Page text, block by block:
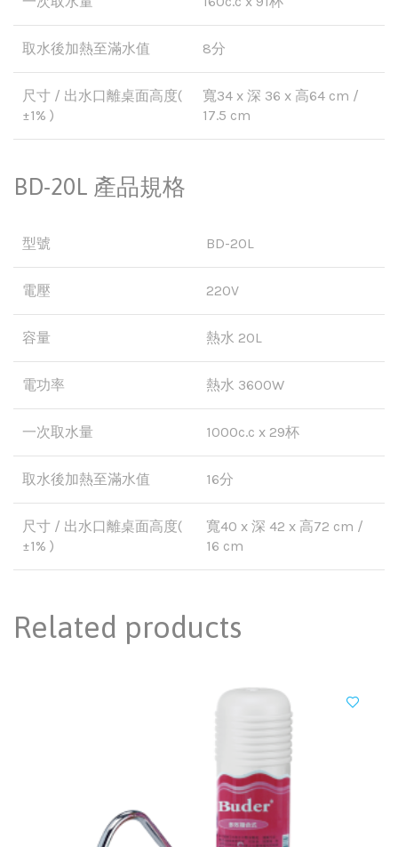
取水後加熱至滿水值 8分
尺寸 / 出水口離桌面高度(
±1% )
寬34 x 深 36 x 高64 cm /
17.5 cm
BD-20L 產品規格
型號 BD-20L
電壓 220V
容量 熱水 20L
電功率 熱水 3600W
一次取水量 1000c.c x 29杯
取水後加熱至滿水值 16分
尺寸 / 出水口離桌面高度(
±1% )
寬40 x 深 42 x 高72 cm /
16 cm
Related products